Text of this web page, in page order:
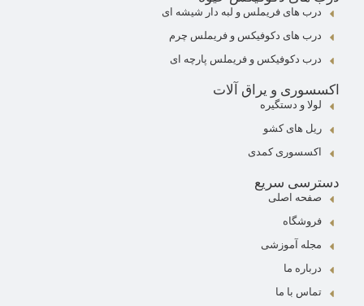
درب های فریملس و لبه دار شیشه ای
درب های دکوفیکس و فریملس چرم
درب دکوفیکس و فریملس پارچه ای
اکسسوری و یراق آلات
لولا و دستگیره
ریل های کشو
اکسسوری کمدی
دسترسی سریع
صفحه اصلی
فروشگاه
مجله آموزشی
درباره ما
تماس با ما